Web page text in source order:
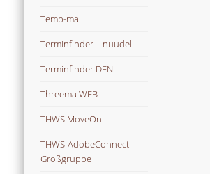
Temp-mail
Terminfinder – nuudel
Terminfinder DFN
Threema WEB
THWS MoveOn
THWS-AdobeConnect
Großgruppe